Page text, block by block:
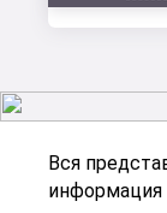
Вся
информация